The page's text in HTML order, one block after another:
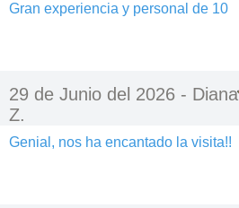
Gran experiencia y personal de 10
29 de Junio del 2026 - Diana
Z.
Genial, nos ha encantado la visita!!